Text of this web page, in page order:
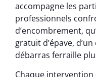
accompagne les
professionnels
d’encombrement,
gratuit d’épave,
débarras ferraille
Chaque